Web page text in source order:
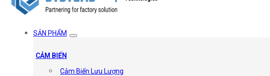
SẢN PHẨM
CẢM BIẾN
Cảm Biến Lưu Lượng